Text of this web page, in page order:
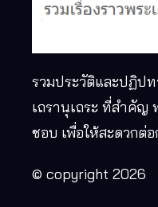
รวมประวัติและปฏิป
เถรานุเถระ ที่สำคัญ
ชอบ เพื่อให้สะดวกต่
© copyright 2026